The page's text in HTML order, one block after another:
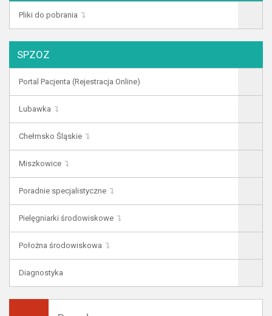
Pliki do pobrania
SPZOZ
Portal Pacjenta (Rejestracja Online)
Lubawka
Chełmsko Śląskie
Miszkowice
Poradnie specjalistyczne
Pielęgniarki środowiskowe
Położna środowiskowa
Diagnostyka